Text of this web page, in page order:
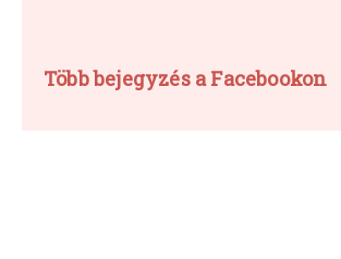
Több bejegyzés a Facebookon